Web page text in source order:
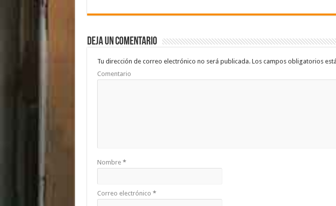
e
b
o
o
k
tt
er
at
sA
p
p
m
ar
ti
r
Deja un comentario
Tu dirección de correo electrónico no será publicada.Los campos obligatorios
Comentario
Nombre *
Correo electrónico *